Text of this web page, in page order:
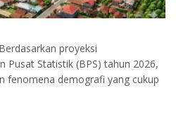
proyeksi
Pusat Statistik (BPS) tahun 2026,
fenomena demografi yang cukup